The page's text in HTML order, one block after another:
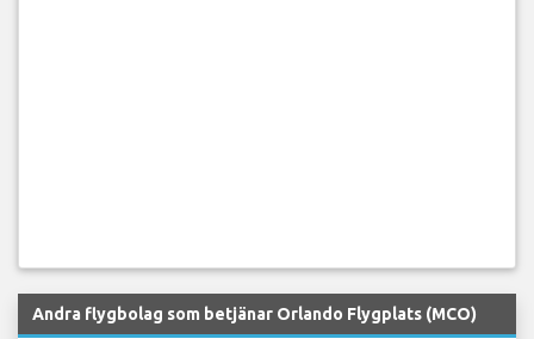
Andra flygbolag som betjänar Orlando Flygplats (MCO)